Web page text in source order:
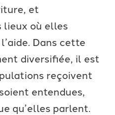
et
lieux où elles
Dans cette
diversifiée, il est
reçoivent
entendues,
qu’elles parlent.